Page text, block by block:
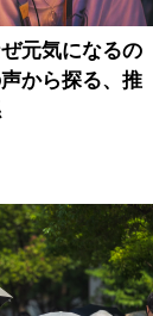
元気になるの
から探る、推